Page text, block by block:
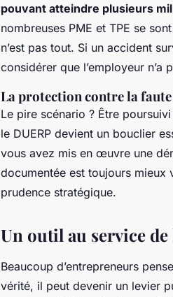
pouvant atteindre plusieurs
nombreuses PME et TPE se
n’est pas tout. Si un accident
considérer que l’employeur
La protection contre la
Le pire scénario ? Être
le DUERP devient un bouclier
vous avez mis en œuvre une
documentée est toujours mieux
prudence stratégique.
Un outil au service
Beaucoup d’entrepreneurs
vérité, il peut devenir un levier